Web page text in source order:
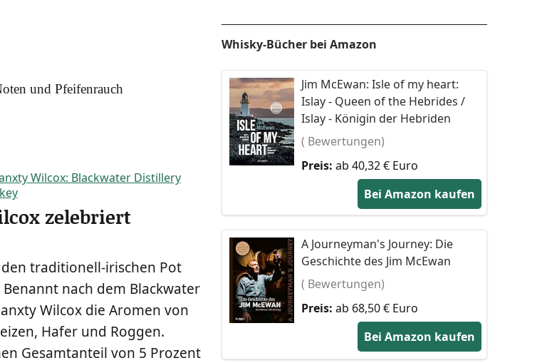
und Pfeifenrauch
zelebriert
tra­di­tio­nell-iri­schen Pot
nach dem Black­wa­ter
Wil­cox die Aro­men von
Hafer und Rog­gen.
Gesamt­an­teil von 5 Pro­zent
Whisky-Bücher bei Amazon
Jim McEwan: Isle of my heart:
Islay - Queen of the Hebrides /
Islay - Königin der Hebriden
( Bewertungen)
Preis: ab 40,32 € Euro
Bei Amazon kaufen
A Journeyman's Journey: Die
Geschichte des Jim McEwan
( Bewertungen)
Preis: ab 68,50 € Euro
Bei Amazon kaufen